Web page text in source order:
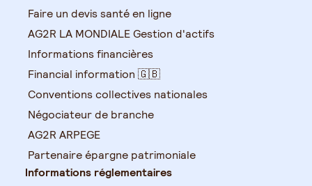
Faire un devis santé en ligne
AG2R LA MONDIALE Gestion d'actifs
Informations financières
Financial information 🇬🇧
Conventions collectives nationales
Négociateur de branche
AG2R ARPEGE
Partenaire épargne patrimoniale
Informations réglementaires